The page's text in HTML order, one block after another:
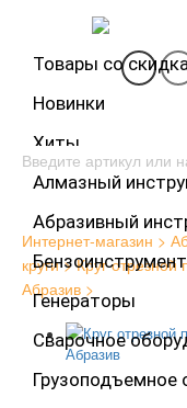
Товары со
Новинки
Хиты
Алмазный
Абразивный
Генераторы
Сварочное
Грузоподъемное
Интернет-магазин
круги
Круг
Абразив